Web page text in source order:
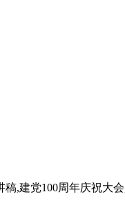
,建党100周年庆祝大